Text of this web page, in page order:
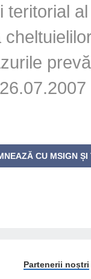
teritorial
Partenerii noștri